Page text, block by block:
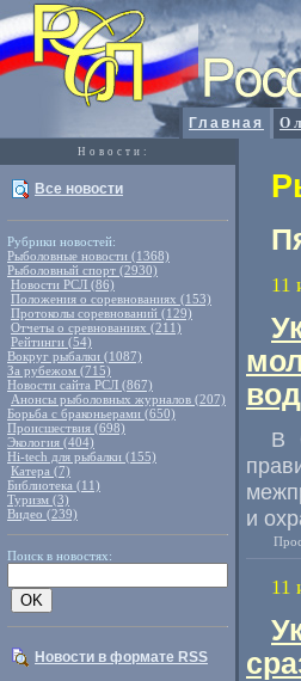
Главная О
Новости:
Все новости
Рубрики новостей:
Рыболовные новости (1368)
Рыболовный спорт (2930)
Новости РСЛ (86)
Положения о соревнованиях (153)
Протоколы соревнований (129)
Отчеты о сревнованиях (211)
Рейтинги (54)
Вокруг рыбалки (1087)
За рубежом (715)
Новости сайта РСЛ (867)
Анонсы рыболовных журналов (207)
Борьба с браконьерами (650)
Происшествия (698)
Экология (404)
Hi-tech для рыбалки (155)
Катера (7)
Библиотека (11)
Туризм (3)
Видео (239)
Поиск в новостях:
Новости в формате RSS
11
В
и
11